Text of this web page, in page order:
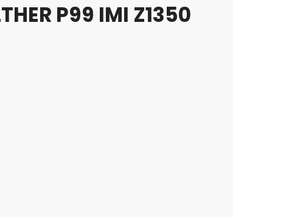
P99 IMI Z1350